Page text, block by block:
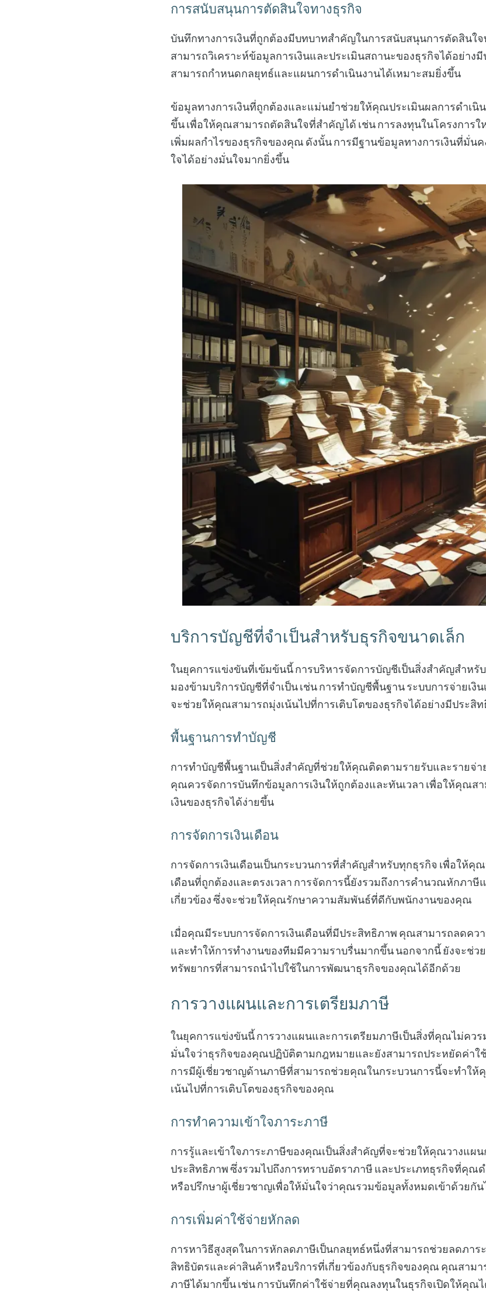
การสนับสนุนการตัดสินใจทางธุรกิจ
บันทึกทางการเงินที่ถูกต้องมีบทบาทสำคัญในการสนับสนุนการตัดสินใ
สามารถวิเคราะห์ข้อมูลการเงินและประเมินสถานะของธุรกิจได้อย่า
สามารถกำหนดกลยุทธ์และแผนการดำเนินงานได้เหมาะสมยิ่งขึ้น
ข้อมูลทางการเงินที่ถูกต้องและแม่นยำช่วยให้คุณประเมินผลการดำเนิ
ขึ้น เพื่อให้คุณสามารถตัดสินใจที่สำคัญได้ เช่น การลงทุนในโครงการใ
เพิ่มผลกำไรของธุรกิจของคุณ ดังนั้น การมีฐานข้อมูลทางการเงินที่มั่
ใจได้อย่างมั่นใจมากยิ่งขึ้น
บริการบัญชีที่จำเป็นสำหรับธุรกิจขนาดเล็ก
ในยุคการแข่งขันที่เข้มข้นนี้ การบริหารจัดการบัญชีเป็นสิ่งสำคัญสำหรั
มองข้ามบริการบัญชีที่จำเป็น เช่น การทำบัญชีพื้นฐาน ระบบการจ่ายเงิ
จะช่วยให้คุณสามารถมุ่งเน้นไปที่การเติบโตของธุรกิจได้อย่างมีประสิ
พื้นฐานการทำบัญชี
การทำบัญชีพื้นฐานเป็นสิ่งสำคัญที่ช่วยให้คุณติดตามรายรับและรายจ่า
คุณควรจัดการบันทึกข้อมูลการเงินให้ถูกต้องและทันเวลา เพื่อให้คุณสา
เงินของธุรกิจได้ง่ายขึ้น
การจัดการเงินเดือน
การจัดการเงินเดือนเป็นกระบวนการที่สำคัญสำหรับทุกธุรกิจ เพื่อให้คุ
เดือนที่ถูกต้องและตรงเวลา การจัดการนี้ยังรวมถึงการคำนวณหักภาษี
เกี่ยวข้อง ซึ่งจะช่วยให้คุณรักษาความสัมพันธ์ที่ดีกับพนักงานของคุณ
เมื่อคุณมีระบบการจัดการเงินเดือนที่มีประสิทธิภาพ คุณสามารถลดคว
และทำให้การทำงานของทีมมีความราบรื่นมากขึ้น นอกจากนี้ ยังจะช่ว
ทรัพยากรที่สามารถนำไปใช้ในการพัฒนาธุรกิจของคุณได้อีกด้วย
การวางแผนและการเตรียมภาษี
ในยุคการแข่งขันนี้ การวางแผนและการเตรียมภาษีเป็นสิ่งที่คุณไม่คว
มั่นใจว่าธุรกิจของคุณปฏิบัติตามกฎหมายและยังสามารถประหยัดค่าใ
การมีผู้เชี่ยวชาญด้านภาษีที่สามารถช่วยคุณในกระบวนการนี้จะทำให้
เน้นไปที่การเติบโตของธุรกิจของคุณ
การทำความเข้าใจภาระภาษี
การรู้และเข้าใจภาระภาษีของคุณเป็นสิ่งสำคัญที่จะช่วยให้คุณวางแผน
ประสิทธิภาพ ซึ่งรวมไปถึงการทราบอัตราภาษี และประเภทธุรกิจที่คุณ
หรือปรึกษาผู้เชี่ยวชาญเพื่อให้มั่นใจว่าคุณรวมข้อมูลทั้งหมดเข้าด้วยกัน
การเพิ่มค่าใช้จ่ายหักลด
การหาวิธีสูงสุดในการหักลดภาษีเป็นกลยุทธ์หนึ่งที่สามารถช่วยลดภา
สิทธิบัตรและค่าสินค้าหรือบริการที่เกี่ยวข้องกับธุรกิจของคุณ คุณสาม
ภาษีได้มากขึ้น เช่น การบันทึกค่าใช้จ่ายที่คุณลงทุนในธุรกิจเปิดให้คุณไ